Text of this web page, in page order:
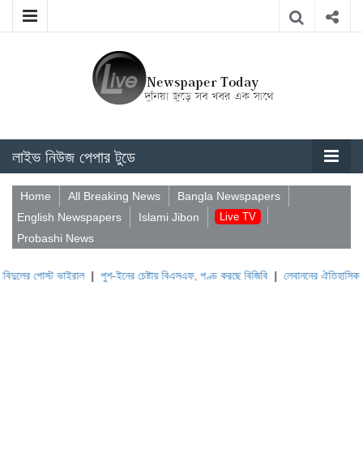
লাইভ নিউজ পেপার টুডে
Home All Breaking News
Bangla Newspapers
English Newspapers
Islami Jibon Live TV
Probashi News
ভাইরাল|পুশ-ইনের চেষ্টায় বিএসএফ, পণ্ড করছে বিজিবি|লেবাননের ঐতিহাসিক বউফোর্ট